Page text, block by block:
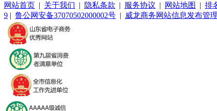
网站首页 | 关于我们 | 隐私条款 | 服务协议 | 网站地图 | 排
9 | 鲁公网安备37070502000002号 | 威龙商务网站信息发布管